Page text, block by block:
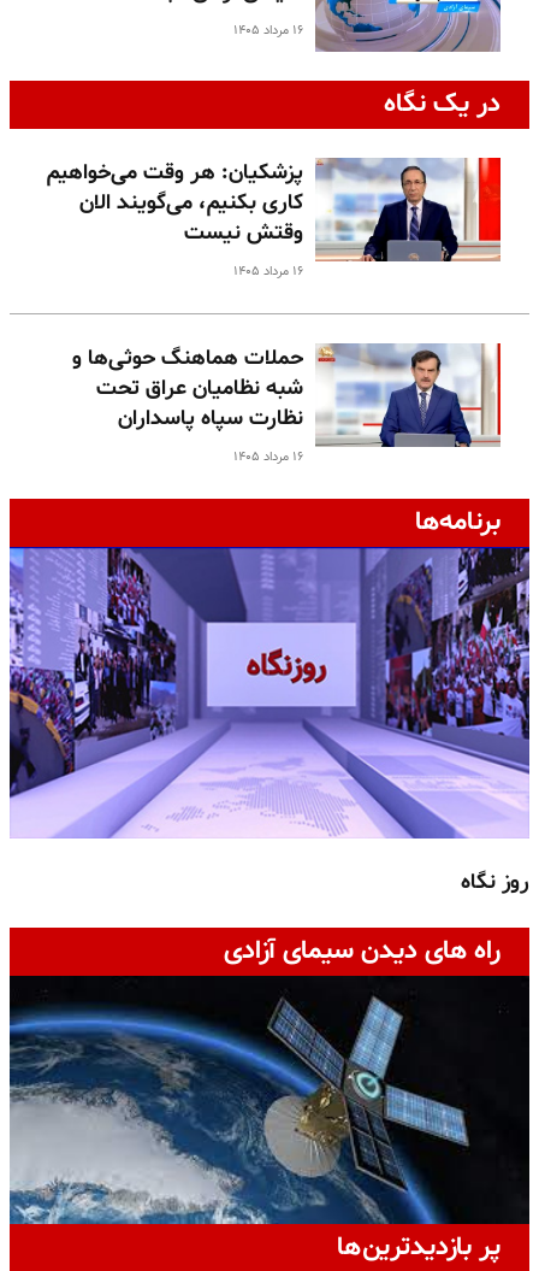
۱۶ مرداد ۱۴۰۵
در یک نگاه
پزشکیان: هر وقت می‌خواهیم
کاری بکنیم، می‌گویند الان
وقتش نیست
۱۶ مرداد ۱۴۰۵
حملات هماهنگ حوثی‌ها و
شبه نظامیان عراق تحت
نظارت سپاه پاسداران
۱۶ مرداد ۱۴۰۵
برنامه‌ها
روز نگاه
راه های دیدن سیمای آزادی
پر بازدیدترین‌ها